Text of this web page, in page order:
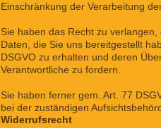
Einschränkung der Verarbeitung
Sie haben das Recht zu
Daten, die Sie uns bereitgestellt
DSGVO zu erhalten und deren
Verantwortliche zu fordern.
Sie haben ferner gem. Art. 77
bei der zuständigen
Widerrufsrecht